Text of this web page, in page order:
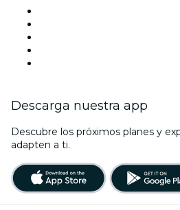
Descarga nuestra app
Descubre los próximos planes y
adapten a ti.